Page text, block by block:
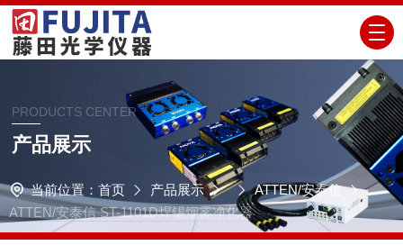
PRODUCTS CENTER
产品展示
当前位置： 首页 产品展示
ATTEN/安泰信
ATTEN/安泰信 ST-1101D焊锡烟雾净化器